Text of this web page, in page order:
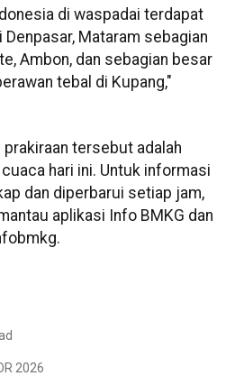
di waspadai terdapat
Mataram sebagian
Ambon, dan sebagian besar
tebal di Kupang,"
tersebut adalah
hari ini. Untuk informasi
dan diperbarui setiap jam,
aplikasi Info BMKG dan
2026